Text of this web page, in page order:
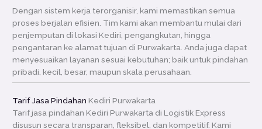
Dengan sistem kerja terorganisir, kami memastikan semua
proses berjalan efisien. Tim kami akan membantu mulai dari
penjemputan di lokasi Kediri, pengangkutan, hingga
pengantaran ke alamat tujuan di Purwakarta. Anda juga dapat
menyesuaikan layanan sesuai kebutuhan; baik untuk pindahan
pribadi, kecil, besar, maupun skala perusahaan.
Tarif Jasa Pindahan Kediri Purwakarta
Tarif jasa pindahan Kediri Purwakarta di Logistik Express
disusun secara transparan, fleksibel, dan kompetitif. Kami